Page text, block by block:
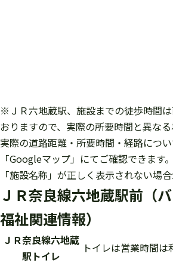
※ ＪＲ六地蔵駅、施設までの徒歩時間
おりますので、実際の所要時間と異なる
実際の道路距離・所要時間・経路につ
「Googleマップ」にてご確認できます
「施設名称」が正しく表示されない場合
ＪＲ奈良線六地蔵駅前（
福祉関連情報）
ＪＲ奈良線六地蔵
駅トイレ
トイレは営業時間は